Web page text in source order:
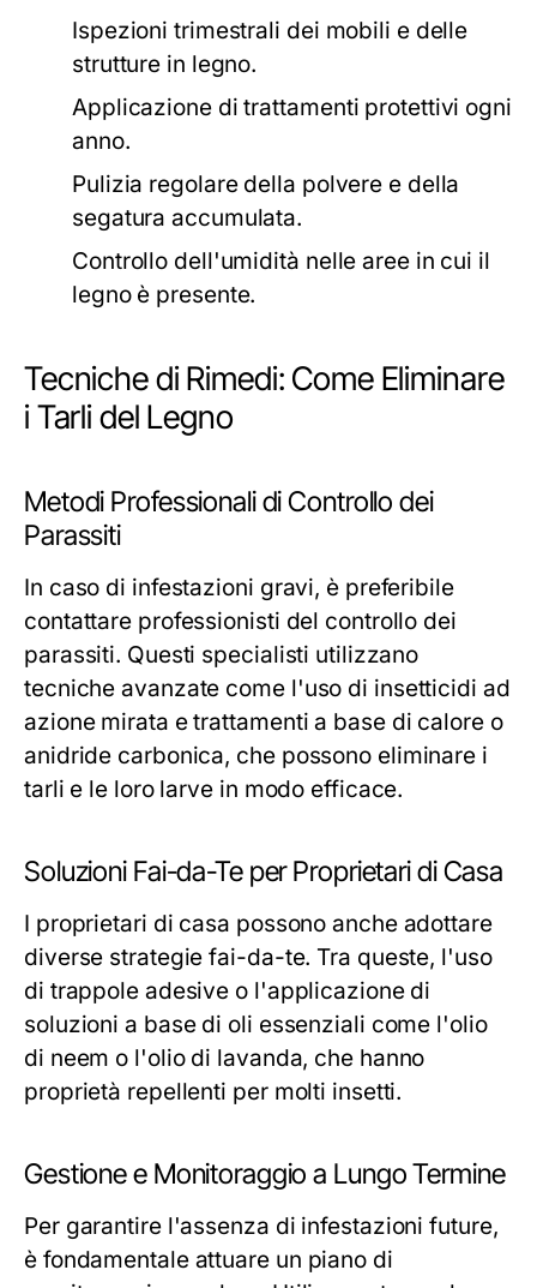
Ispezioni trimestrali dei mobili e delle
strutture in legno.
Applicazione di trattamenti protettivi ogni
anno.
Pulizia regolare della polvere e della
segatura accumulata.
Controllo dell'umidità nelle aree in cui il
legno è presente.
Tecniche di Rimedi: Come Eliminare
i Tarli del Legno
Metodi Professionali di Controllo dei
Parassiti
In caso di infestazioni gravi, è preferibile
contattare professionisti del controllo dei
parassiti. Questi specialisti utilizzano
tecniche avanzate come l'uso di insetticidi ad
azione mirata e trattamenti a base di calore o
anidride carbonica, che possono eliminare i
tarli e le loro larve in modo efficace.
Soluzioni Fai-da-Te per Proprietari di Casa
I proprietari di casa possono anche adottare
diverse strategie fai-da-te. Tra queste, l'uso
di trappole adesive o l'applicazione di
soluzioni a base di oli essenziali come l'olio
di neem o l'olio di lavanda, che hanno
proprietà repellenti per molti insetti.
Gestione e Monitoraggio a Lungo Termine
Per garantire l'assenza di infestazioni future,
è fondamentale attuare un piano di